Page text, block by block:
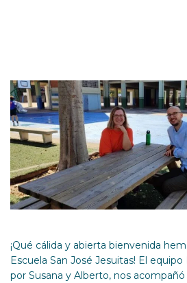
¡Qué cálida y abierta bienvenida
Escuela San José Jesuitas! El
por Susana y Alberto, nos